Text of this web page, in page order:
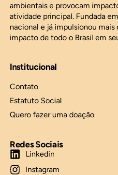
ambientais e provocam
atividade principal. Fundada
nacional e já impulsionou
impacto de todo o Brasil em
Institucional
Contato
Estatuto Social
Quero fazer uma doação
Redes Sociais
Linkedin
Instagram